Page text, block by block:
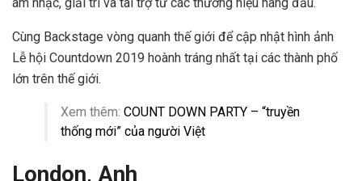
âm nhạc, giải trí và tài trợ từ các thương hiệu hàng đầu.
Cùng Backstage vòng quanh thế giới để cập nhật hình ảnh
Lễ hội Countdown 2019 hoành tráng nhất tại các thành phố
lớn trên thế giới.
Xem thêm: COUNT DOWN PARTY – “truyền
thống mới” của người Việt
London, Anh